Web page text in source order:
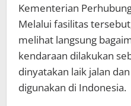
Kementerian
Melalui fasilitas
melihat langsung
kendaraan dilakukan
dinyatakan laik jalan
digunakan di Indonesia.